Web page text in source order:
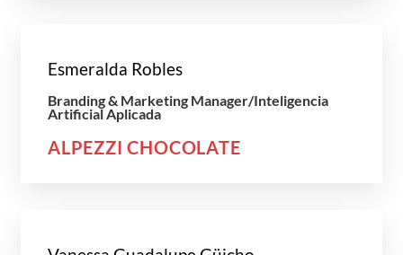
Esmeralda Robles
Branding & Marketing Manager/Inteligencia
Artificial Aplicada
ALPEZZI CHOCOLATE